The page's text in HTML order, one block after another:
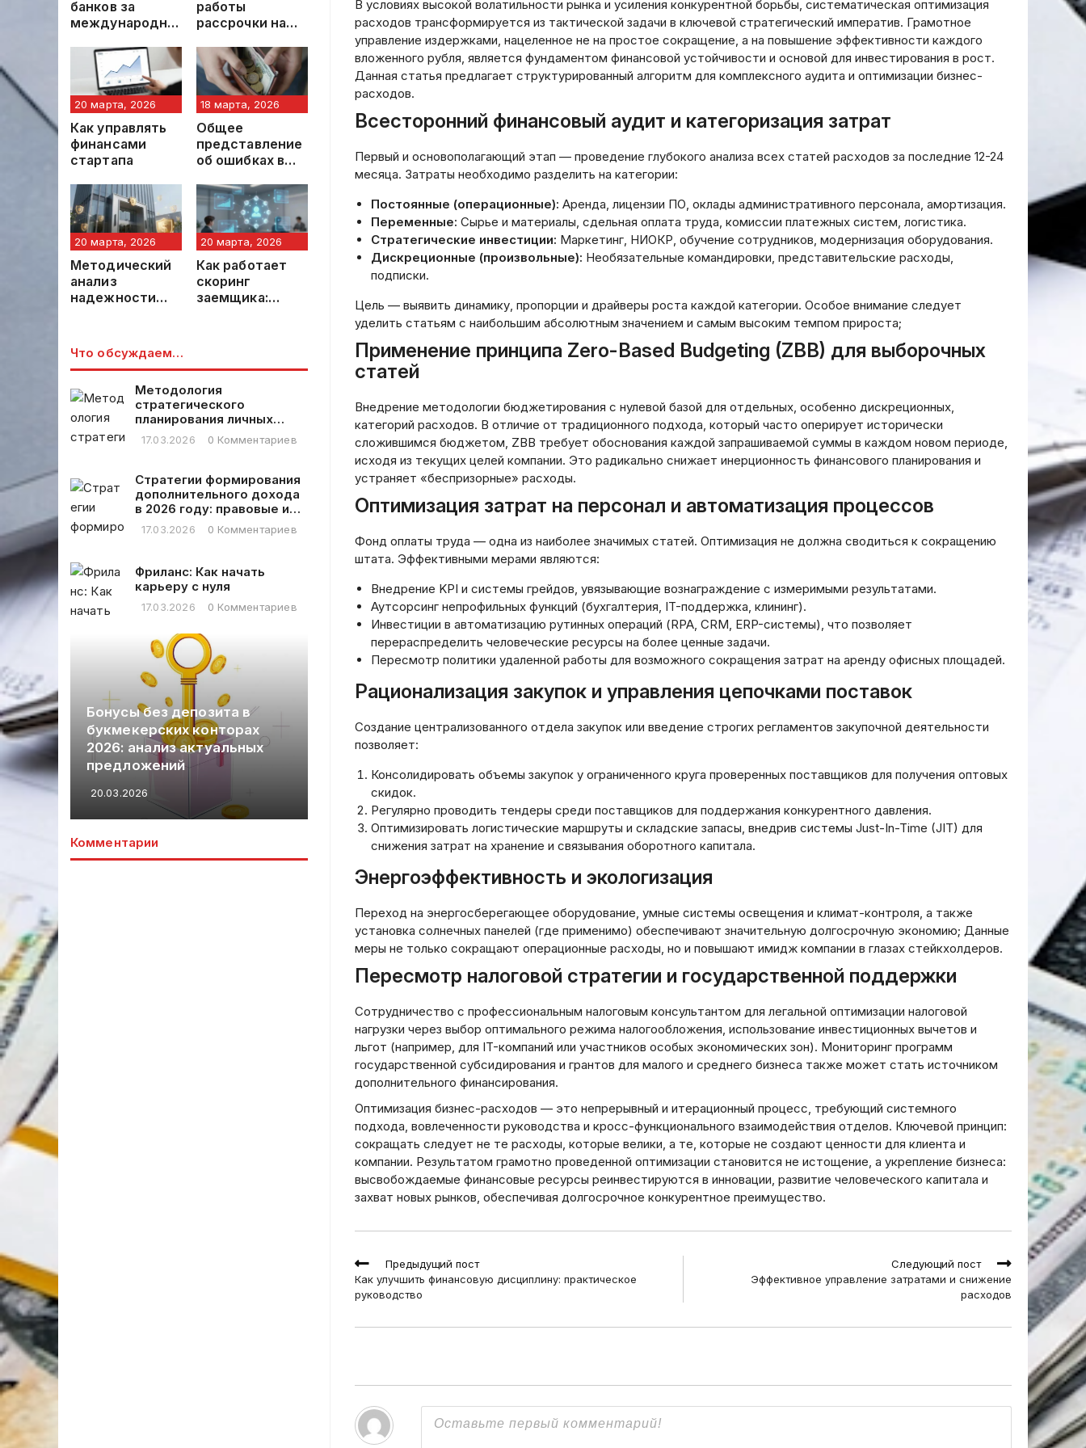
В условиях высокой волатильности рынка и усиления конкурентной борьбы, систематическая оптимизация
расходов трансформируется из тактической задачи в ключевой стратегический императив. Грамотное
управление издержками, нацеленное не на простое сокращение, а на повышение эффективности каждого
вложенного рубля, является фундаментом финансовой устойчивости и основой для инвестирования в рост.
Данная статья предлагает структурированный алгоритм для комплексного аудита и оптимизации бизнес-
расходов.
Всесторонний финансовый аудит и категоризация затрат
Первый и основополагающий этап — проведение глубокого анализа всех статей расходов за последние 12-24
месяца. Затраты необходимо разделить на категории:
Постоянные (операционные): Аренда, лицензии ПО, оклады административного персонала, амортизация.
Переменные: Сырье и материалы, сдельная оплата труда, комиссии платежных систем, логистика.
Стратегические инвестиции: Маркетинг, НИОКР, обучение сотрудников, модернизация оборудования.
Дискреционные (произвольные): Необязательные командировки, представительские расходы,
подписки.
Цель — выявить динамику, пропорции и драйверы роста каждой категории. Особое внимание следует
уделить статьям с наибольшим абсолютным значением и самым высоким темпом прироста;
Применение принципа Zero-Based Budgeting (ZBB) для выборочных
статей
Внедрение методологии бюджетирования с нулевой базой для отдельных, особенно дискреционных,
категорий расходов. В отличие от традиционного подхода, который часто оперирует исторически
сложившимся бюджетом, ZBB требует обоснования каждой запрашиваемой суммы в каждом новом периоде,
исходя из текущих целей компании. Это радикально снижает инерционность финансового планирования и
устраняет «беспризорные» расходы.
Оптимизация затрат на персонал и автоматизация процессов
Фонд оплаты труда — одна из наиболее значимых статей. Оптимизация не должна сводиться к сокращению
штата. Эффективными мерами являются:
Внедрение KPI и системы грейдов, увязывающие вознаграждение с измеримыми результатами.
Аутсорсинг непрофильных функций (бухгалтерия, IT-поддержка, клининг).
Инвестиции в автоматизацию рутинных операций (RPA, CRM, ERP-системы), что позволяет
перераспределить человеческие ресурсы на более ценные задачи.
Пересмотр политики удаленной работы для возможного сокращения затрат на аренду офисных площадей.
Рационализация закупок и управления цепочками поставок
Создание централизованного отдела закупок или введение строгих регламентов закупочной деятельности
позволяет:
Консолидировать объемы закупок у ограниченного круга проверенных поставщиков для получения оптовых
скидок.
Регулярно проводить тендеры среди поставщиков для поддержания конкурентного давления.
Оптимизировать логистические маршруты и складские запасы, внедрив системы Just-In-Time (JIT) для
снижения затрат на хранение и связывания оборотного капитала.
Энергоэффективность и экологизация
Переход на энергосберегающее оборудование, умные системы освещения и климат-контроля, а также
установка солнечных панелей (где применимо) обеспечивают значительную долгосрочную экономию; Данные
меры не только сокращают операционные расходы, но и повышают имидж компании в глазах стейкхолдеров.
Пересмотр налоговой стратегии и государственной поддержки
Сотрудничество с профессиональным налоговым консультантом для легальной оптимизации налоговой
нагрузки через выбор оптимального режима налогообложения, использование инвестиционных вычетов и
льгот (например, для IT-компаний или участников особых экономических зон). Мониторинг программ
государственной субсидирования и грантов для малого и среднего бизнеса также может стать источником
дополнительного финансирования.
Оптимизация бизнес-расходов — это непрерывный и итерационный процесс, требующий системного
подхода, вовлеченности руководства и кросс-функционального взаимодействия отделов. Ключевой принцип:
сокращать следует не те расходы, которые велики, а те, которые не создают ценности для клиента и
компании. Результатом грамотно проведенной оптимизации становится не истощение, а укрепление бизнеса:
высвобождаемые финансовые ресурсы реинвестируются в инновации, развитие человеческого капитала и
захват новых рынков, обеспечивая долгосрочное конкурентное преимущество.
Read
more
articles
Предыдущий пост
Как улучшить финансовую дисциплину: практическое
руководство
Следующий пост
Эффективное управление затратами и снижение
расходов
банков за
международны
2026 году:
структура,
тренды и
стратегии
выбора
работы
рассрочки на
основные
аспекты и
особенности
20 марта, 2026
Как управлять
финансами
стартапа
18 марта, 2026
Общее
представление
об ошибках в
личными
финансами
20 марта, 2026
Методический
анализ
надежности
ключевые
критерии и
проверки
20 марта, 2026
Как работает
скоринг
заемщика:
Что обсуждаем…
Методология
стратегического
планирования личных
финансовых расходов
17.03.2026 0 Комментариев
Стратегии формирования
дополнительного дохода
в 2026 году: правовые и
практические аспекты
17.03.2026 0 Комментариев
Фриланс: Как начать
карьеру с нуля
17.03.2026 0 Комментариев
в
Бонусы без депозита в
букмекерских конторах
2026: анализ актуальных
предложений
20.03.2026
Банки для фрилансеров:
лучшие предложения и
20.03.2026
Управление денежными
операционной
Как вывести криптовалюту
Комментарии